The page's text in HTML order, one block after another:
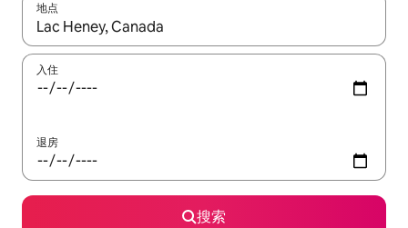
地点
如有搜索结果，请使用上下方向键查看，或通过点击或滑动手势
入住
退房
搜索